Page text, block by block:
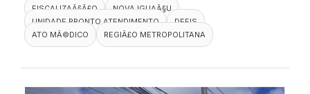
FISCALIZAÃ§Ã£O
NOVA IGUAÃ§U
UNIDADE PRONTO ATENDIMENTO
DEFIS
ATO MÃ©DICO
REGIÃ£O METROPOLITANA